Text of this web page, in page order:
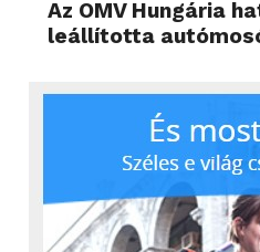
Az OMV Hungária
leállította